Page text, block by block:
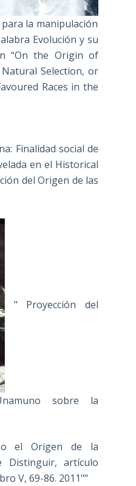
la manipulación
Evolución y su
“On the Origin of
Selection, or
Races in the
Finalidad social de
en el Historical
del Origen de las
" Proyección del
sobre la
o el Origen de la
Distinguir, artículo
V, 69-86. 2011""